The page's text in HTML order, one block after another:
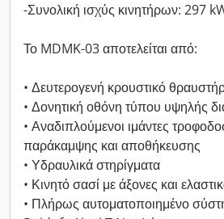
-Συνολική ισχύς κινητήρων: 297
Το MDMK-03 αποτελείται από:
• Δευτερογενή κρουστικό
• Δονητική οθόνη τύπου υψηλής
• Αναδιπλούμενοι ιμάντες
παράκαμψης και αποθήκευσης
• Υδραυλικά στηρίγματα
• Κινητό σασί με άξονες και
• Πλήρως αυτοματοποιημένο